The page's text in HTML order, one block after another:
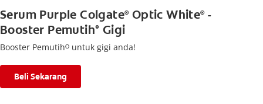
Serum Purple Colgate®Optic White®-
Booster Pemutih° Gigi
Booster Pemutihᴼ untuk gigi anda!
Beli Sekarang